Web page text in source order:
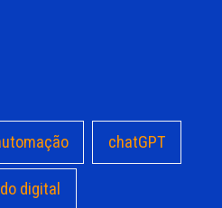
chatGPT
digital